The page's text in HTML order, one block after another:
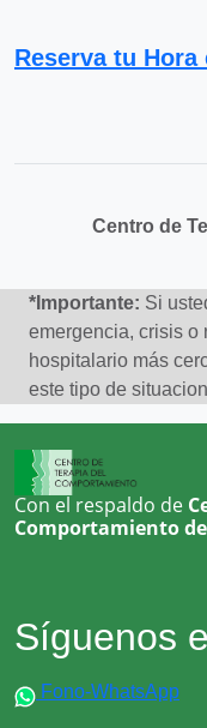
Reserva tu
Centro de
*Importante: Si
emergencia, crisis o
hospitalario más
este tipo de
Con el respaldo de
Comportamiento
Síguenos
Fono-WhatsApp